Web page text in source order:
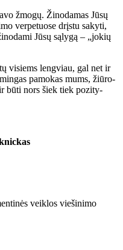
žmo­gų. Ži­no­da­mas Jū­sų
ver­pe­tuo­se drįs­tu sa­ky­ti,
Jū­sų są­ly­gą – „jo­kių
vi­siems leng­viau, gal net ir
pa­mo­kas mums, žiū­ro­
bū­ti nors šiek tiek po­zi­ty­
veiklos viešinimo